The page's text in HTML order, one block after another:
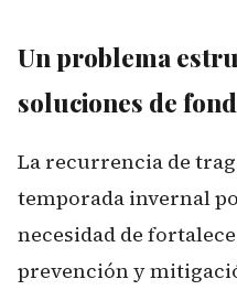
Un problema
soluciones de
La recurrencia de
temporada invernal
necesidad de
prevención y